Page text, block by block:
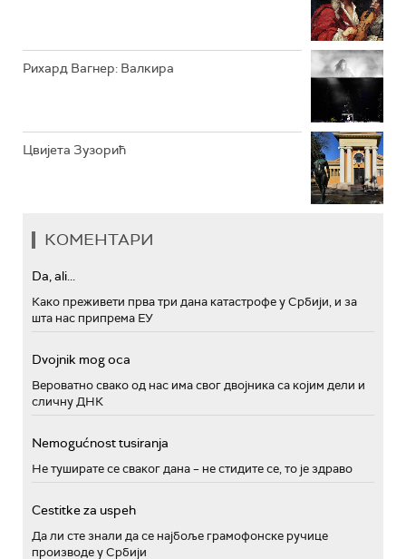
Рихард Вагнер: Валкира
Цвијета Зузорић
КОМЕНТАРИ
Da, ali...
Како преживети прва три дана катастрофе у Србији, и за
шта нас припрема ЕУ
Dvojnik mog oca
Вероватно свако од нас има свог двојника са којим дели и
сличну ДНК
Nemogućnost tusiranja
Не туширате се сваког дана – не стидите се, то је здраво
Cestitke za uspeh
Да ли сте знали да се најбоље грамофонске ручице
производе у Србији